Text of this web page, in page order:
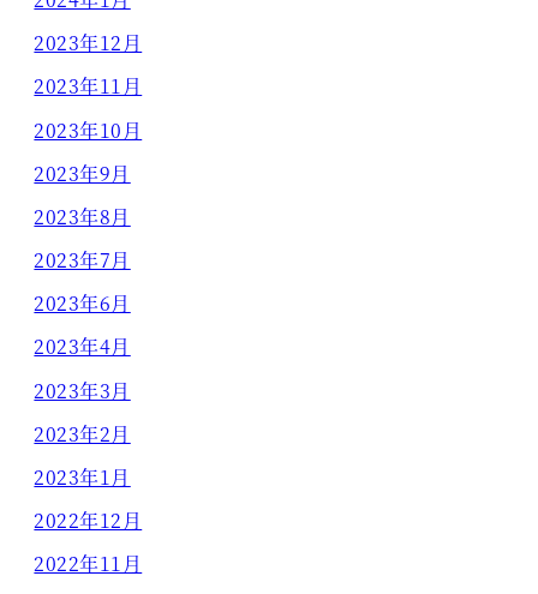
2023年12月
2023年11月
2023年10月
2023年9月
2023年8月
2023年7月
2023年6月
2023年4月
2023年3月
2023年2月
2023年1月
2022年12月
2022年11月